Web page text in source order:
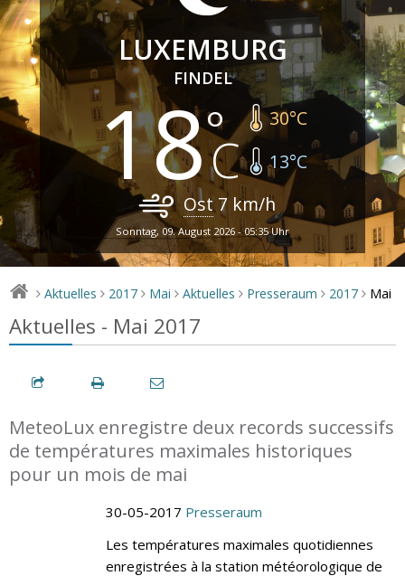
LUXEMBURG
FINDEL
18 30°C
13°C
Ost7 km/h
Sonntag, 09. August 2026 - 05:35 Uhr
> Aktuelles > 2017 > Mai > Aktuelles > Presseraum > 2017 > Mai
Aktuelles - Mai 2017
MeteoLux enregistre deux records successifs
de températures maximales historiques
pour un mois de mai
30-05-2017 Presseraum
Les températures maximales quotidiennes
enregistrées à la station météorologique de